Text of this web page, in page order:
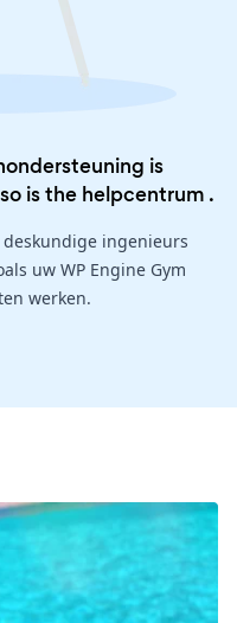
is
is the helpcentrum .
ingenieurs
uw WP Engine Gym
werken.